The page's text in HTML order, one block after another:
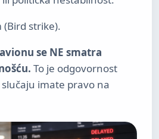
(Bird strike).
se NE smatra
To je odgovornost
imate pravo na